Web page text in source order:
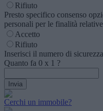
Rifiuto
Presto specifico consenso
personali per le finalità
Accetto
Rifiuto
Inserisci il numero di
Quanto fa 0 x 1 ?
Cerchi un immobile?